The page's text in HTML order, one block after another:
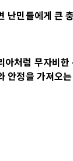
난민들에게 큰
아처럼 무자비
안정을 가져오